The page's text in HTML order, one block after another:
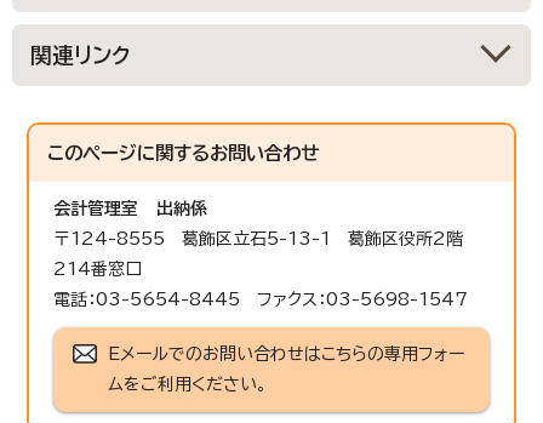
関連リンク
このページに関するお問い合わせ
会計管理室
出納係
〒124-8555 葛飾区立石5-13-1 葛飾区役所2階
214番窓口
電話：03-5654-8445 ファクス：03-5698-1547
Eメールでのお問い合わせはこちらの専用フォー
ムをご利用ください。